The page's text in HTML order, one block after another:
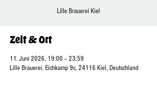
Lille Brauerei Kiel
Zeit & Ort
11. Juni 2026, 19:00 – 23:59
Lille Brauerei, Eichkamp 9c, 24116 Kiel, Deutschland